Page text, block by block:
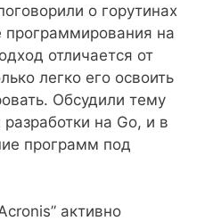
о горутинах
на
отличается от
легко его освоить
Обсудили тему
на Go, и в
программ под
активно